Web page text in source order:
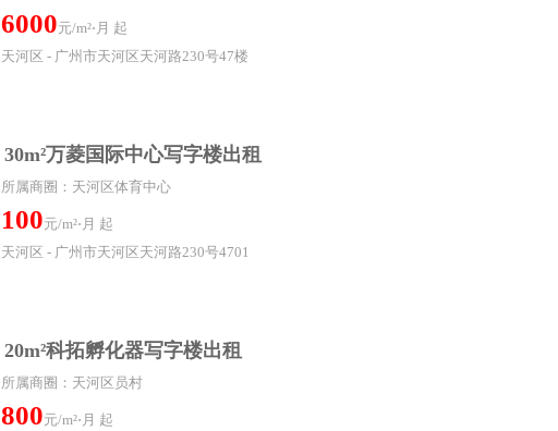
6000元/m²⋅月 起
天河区 - 广州市天河区天河路230号47楼
30m²万菱国际中心写字楼出租
所属商圈：天河区体育中心
100元/m²⋅月 起
天河区 - 广州市天河区天河路230号4701
20m²科拓孵化器写字楼出租
所属商圈：天河区员村
800元/m²⋅月 起